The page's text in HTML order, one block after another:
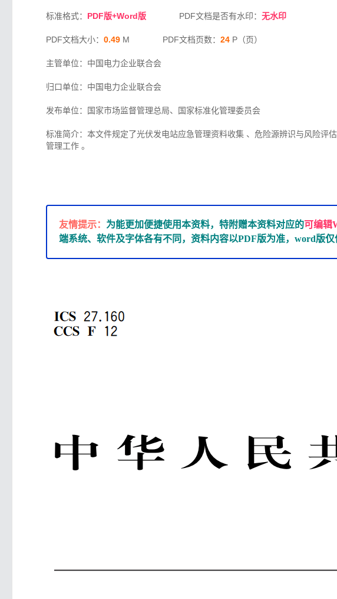
标准格式： PDF版+Word版 PDF文档是否有水印：无水印
PDF文档大小：0.49 M PDF文档页数：24 P（页）
主管单位：中国电力企业联合会
归口单位：中国电力企业联合会
发布单位：国家市场监督管理总局、国家标准化管理委员会
标准简介：本文件规定了光伏发电站应急管理资料收集 、危险源辨识与风险评
管理工作 。
友情提示： 为能更加便捷使用本资料，特附赠本资料对应的可编辑
端系统、软件及字体各有不同，资料内容以PDF版为准，word版仅